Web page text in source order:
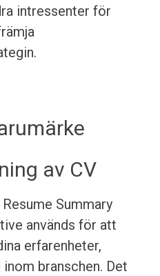
intressenter för
av CV
Summary
används för att
erfarenheter,
branschen. Det